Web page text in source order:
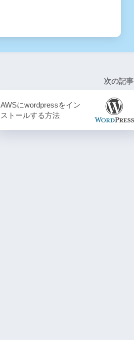
次の記事
AWSにwordpressをイン
ストールする方法